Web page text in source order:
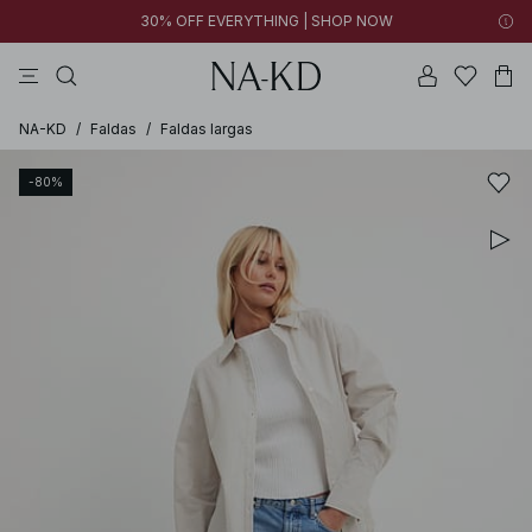
30% OFF EVERYTHING | SHOP NOW
NA-KD / Faldas / Faldas largas
-80%